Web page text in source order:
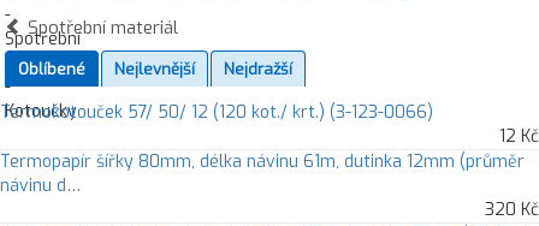
Spotřební materiál
Oblíbené Nejlevnější Nejdražší
Termokotouček 57/ 50/ 12 (120 kot./ krt.) (3-123-0066)
12 Kč
Termopapír šířky 80mm, délka návinu 61m, dutinka 12mm (průměr
návinu d…
320 Kč